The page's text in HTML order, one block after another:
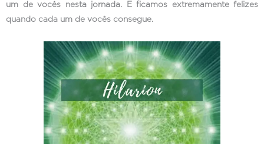
um de vocês nesta jornada. E ficamos extremamente felizes
quando cada um de vocês consegue.